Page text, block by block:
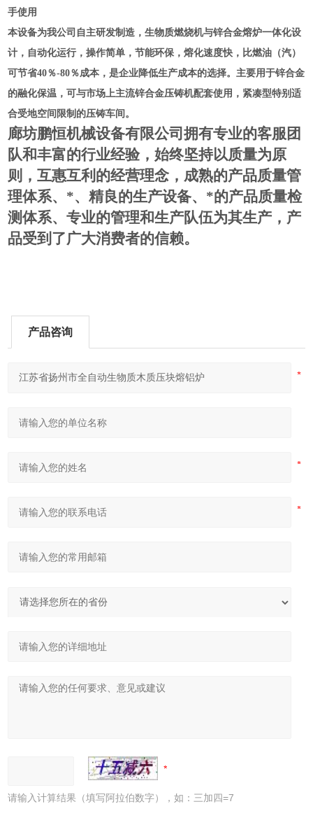
手使用
本设备为我公司自主研发制造，生物质燃烧机与锌合金熔炉一体化设
计，自动化运行，操作简单，节能环保，熔化速度快，比燃油（汽）
可节省40％-80％成本，是企业降低生产成本的选择。主要用于锌合金
的融化保温，可与市场上主流锌合金压铸机配套使用，紧凑型特别适
合受地空间限制的压铸车间。
廊坊鹏恒机械设备有限公司拥有专业的客服团
队和丰富的行业经验，始终坚持以质量为原
则，互惠互利的经营理念，成熟的产品质量管
理体系、*、精良的生产设备、*的产品质量检
测体系、专业的管理和生产队伍为其生产，产
品受到了广大消费者的信赖。
产品咨询
请输入计算结果（填写阿拉伯数字），如：三加四=7